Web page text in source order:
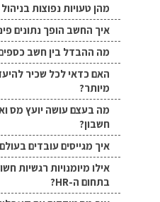
מהן טעויות נפוצות
איך החשב הופך נתונים
מה ההבדל בין חשב
האם כדאי לכל שכיר
מיותר?
מה בעצם עושה יועץ מס
חשבון?
איך מגייסים עובדים
אילו מיומנויות רגשיות
בתחום ה-HR?